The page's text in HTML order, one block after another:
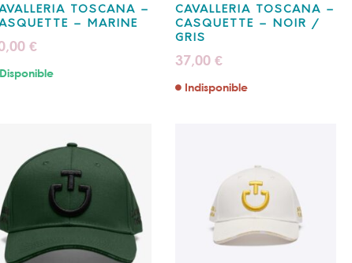
TOSCANA –
– MARINE
€
Disponible
CAVALLERIA TOSCANA –
CASQUETTE – NOIR /
GRIS
37,00 €
Indisponible